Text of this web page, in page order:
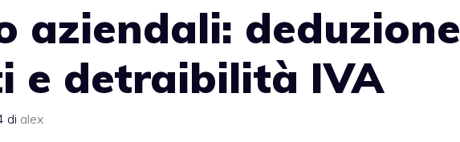
aziendali: deduzione
e detraibilità IVA
di alex